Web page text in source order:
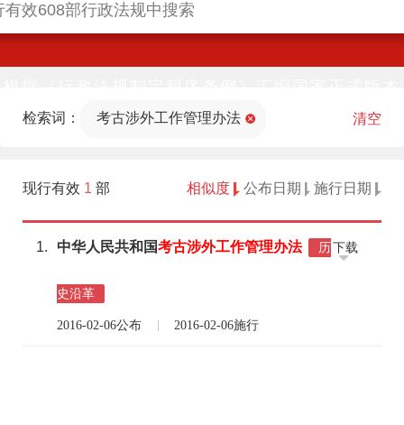
法部官网)同步公布
检索词： 考古涉外工作管理办法 清空
现行有效 1 部 相似度 公布日期 施行日期
1. 中华人民共和国考古涉外工作管理办法 历
史沿革
2016-02-06公布 2016-02-06施行
下载